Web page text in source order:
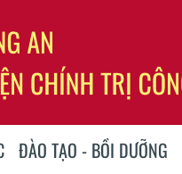
ĐÀO TẠO - BỒI DƯỠNG